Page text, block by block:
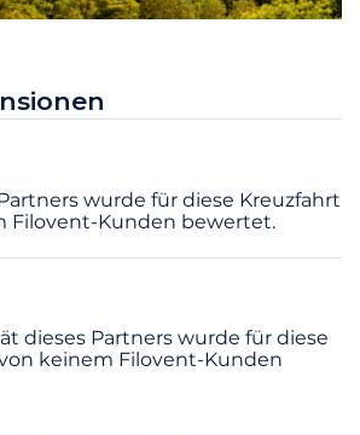
wurde für diese Kreuzfahrt
Filovent-Kunden bewertet.
dieses Partners wurde für diese
keinem Filovent-Kunden